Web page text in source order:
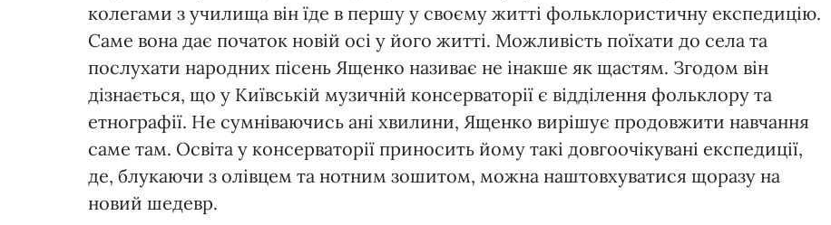
колегами з училища він їде в першу у своєму житті фольклористичну експедицію.
Саме вона дає початок новій осі у його житті. Можливість поїхати до села та
послухати народних пісень Ященко називає не інакше як щастям. Згодом він
дізнається, що у Київській музичній консерваторії є відділення фольклору та
етнографії. Не сумніваючись ані хвилини, Ященко вирішує продовжити навчання
саме там. Освіта у консерваторії приносить йому такі довгоочікувані експедиції,
де, блукаючи з олівцем та нотним зошитом, можна наштовхуватися щоразу на
новий шедевр.